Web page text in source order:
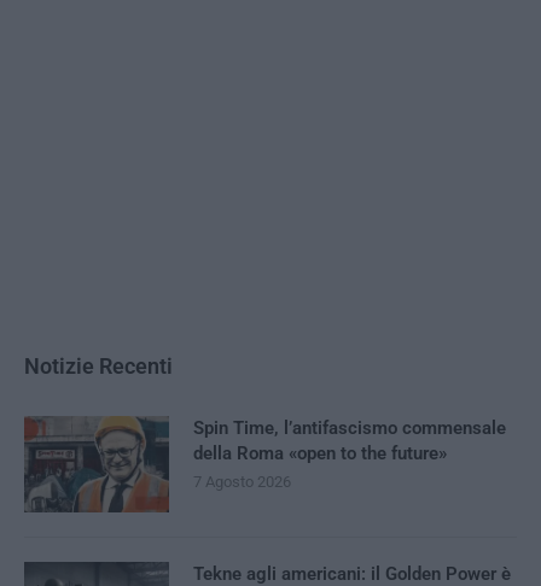
Notizie Recenti
Spin Time, l’antifascismo commensale
della Roma «open to the future»
7 Agosto 2026
Tekne agli americani: il Golden Power è